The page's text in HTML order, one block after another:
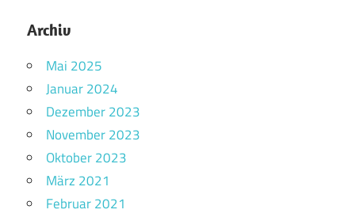
Archiv
Mai 2025
Januar 2024
Dezember 2023
November 2023
Oktober 2023
März 2021
Februar 2021